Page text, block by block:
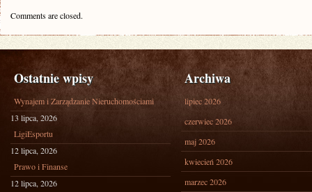
Comments are closed.
Ostatnie wpisy
Wynajem i Zarządzanie Nieruchomościami
13 lipca, 2026
LigiEsportu
12 lipca, 2026
Prawo i Finanse
12 lipca, 2026
Archiwa
lipiec 2026
czerwiec 2026
maj 2026
kwiecień 2026
marzec 2026